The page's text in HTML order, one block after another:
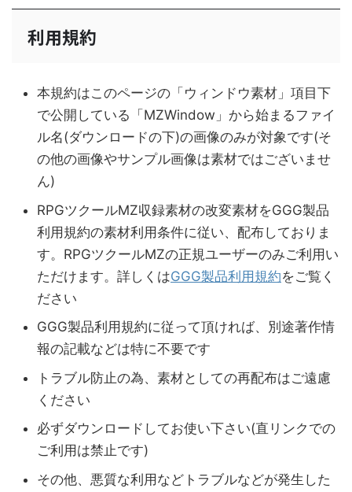
利用規約
本規約はこのページの「ウィンドウ素材」項目下
で公開している「MZWindow」から始まるファイ
ル名(ダウンロードの下)の画像のみが対象です(そ
の他の画像やサンプル画像は素材ではございませ
ん)
RPGツクールMZ収録素材の改変素材をGGG製品
利用規約の素材利用条件に従い、配布しておりま
す。RPGツクールMZの正規ユーザーのみご利用い
ただけます。詳しくはGGG製品利用規約をご覧く
ださい
GGG製品利用規約に従って頂ければ、別途著作情
報の記載などは特に不要です
トラブル防止の為、素材としての再配布はご遠慮
ください
必ずダウンロードしてお使い下さい(直リンクでの
ご利用は禁止です)
その他、悪質な利用などトラブルなどが発生した